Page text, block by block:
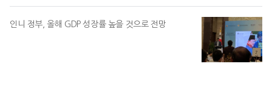
인니 정부, 올해 GDP 성장률 높을 것으로 전망